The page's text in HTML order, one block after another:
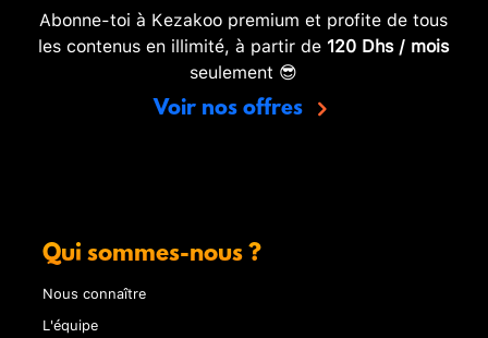
Abonne-toi à Kezakoo premium et profite de tous
les contenus en illimité, à partir de 120 Dhs / mois
seulement 😎
Voir nos offres
Qui sommes-nous ?
Nous connaître
L'équipe